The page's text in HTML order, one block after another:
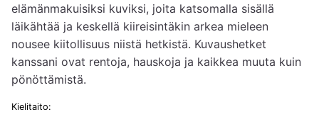
elämänmakuisiksi kuviksi, joita katsomalla sisällä
läikähtää ja keskellä kiireisintäkin arkea mieleen
nousee kiitollisuus niistä hetkistä. Kuvaushetket
kanssani ovat rentoja, hauskoja ja kaikkea muuta kuin
pönöttämistä.
Kielitaito: